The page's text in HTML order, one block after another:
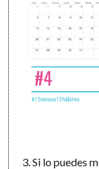
3. Si lo puedes